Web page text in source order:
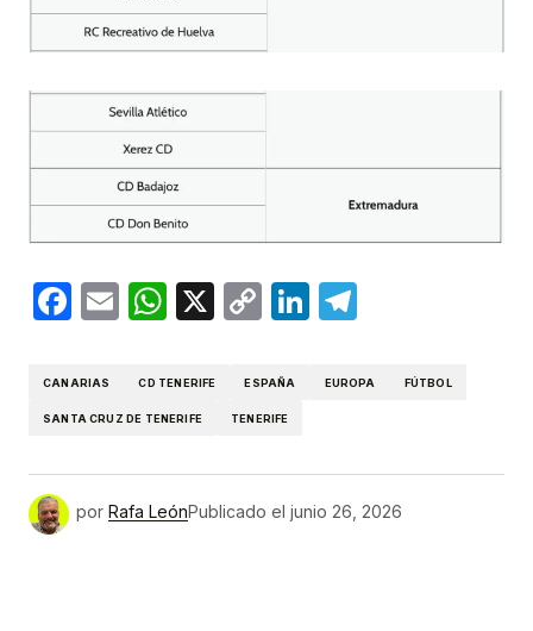
Facebook
EmailWhatsApp
X
CopyLinkedIn
CANARIAS CD TENERIFE ESPAÑA EUROPA FÚTBOL
SANTA CRUZ DE TENERIFE TENERIFE
por Rafa LeónPublicado el junio 26, 2026